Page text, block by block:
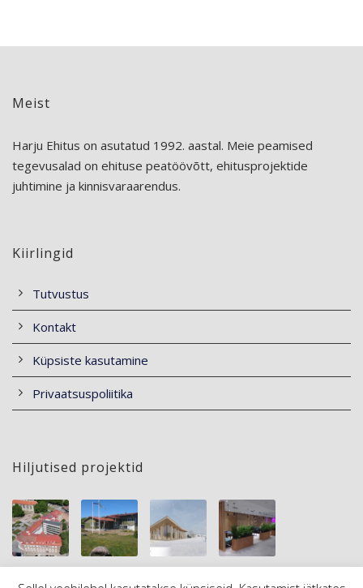
Meist
Harju Ehitus on asutatud 1992. aastal. Meie peamised
tegevusalad on ehituse peatöövõtt, ehitusprojektide
juhtimine ja kinnisvaraarendus.
Kiirlingid
Tutvustus
Kontakt
Küpsiste kasutamine
Privaatsuspoliitika
Hiljutised projektid